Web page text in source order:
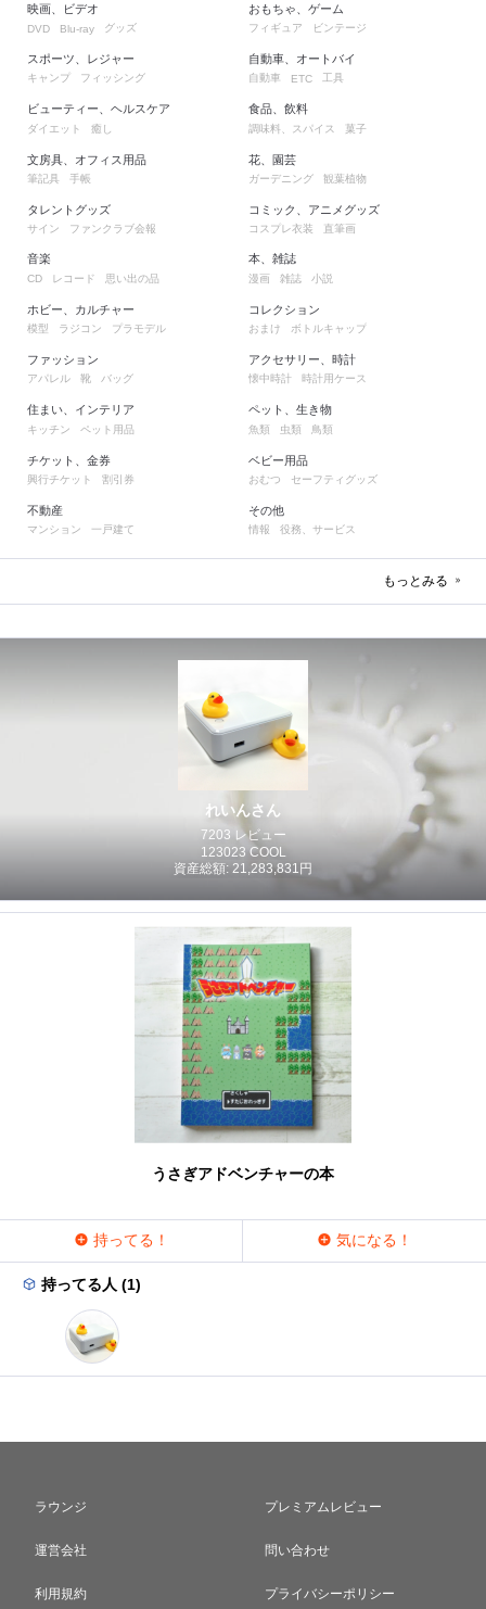
映画、ビデオ
DVD Blu-ray グッズ
スポーツ、レジャー
キャンプ フィッシング
ビューティー、ヘルスケア
ダイエット 癒し
文房具、オフィス用品
筆記具 手帳
タレントグッズ
サイン ファンクラブ会報
おもちゃ、ゲーム
フィギュア ビンテージ
自動車、オートバイ
自動車 ETC 工具
食品、飲料
調味料、スパイス 菓子
花、園芸
ガーデニング 観葉植物
コミック、アニメグッズ
コスプレ衣装 直筆画
音楽
CD レコード 思い出の品
ホビー、カルチャー
模型 ラジコン プラモデル
ファッション
アパレル 靴 バッグ
住まい、インテリア
キッチン ペット用品
チケット、金券
興行チケット 割引券
不動産
マンション 一戸建て
本、雑誌
漫画 雑誌 小説
コレクション
おまけ ボトルキャップ
アクセサリー、時計
懐中時計 時計用ケース
ペット、生き物
魚類 虫類 鳥類
ベビー用品
おむつ セーフティグッズ
その他
情報 役務、サービス
もっとみる
れいんさん
7203 レビュー
123023 COOL
資産総額: 21,283,831円
うさぎアドベンチャーの本
持ってる！ 気になる！
持ってる人 (1)
ラウンジ プレミアムレビュー
運営会社 問い合わせ
利用規約 プライバシーポリシー